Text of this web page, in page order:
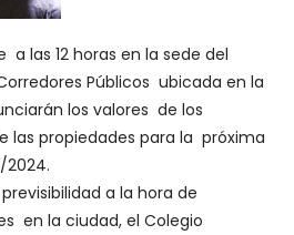
las 12 horas en la sede del
Públicos ubicada en la
los valores de los
las propiedades para la próxima
a la hora de
en la ciudad, el Colegio